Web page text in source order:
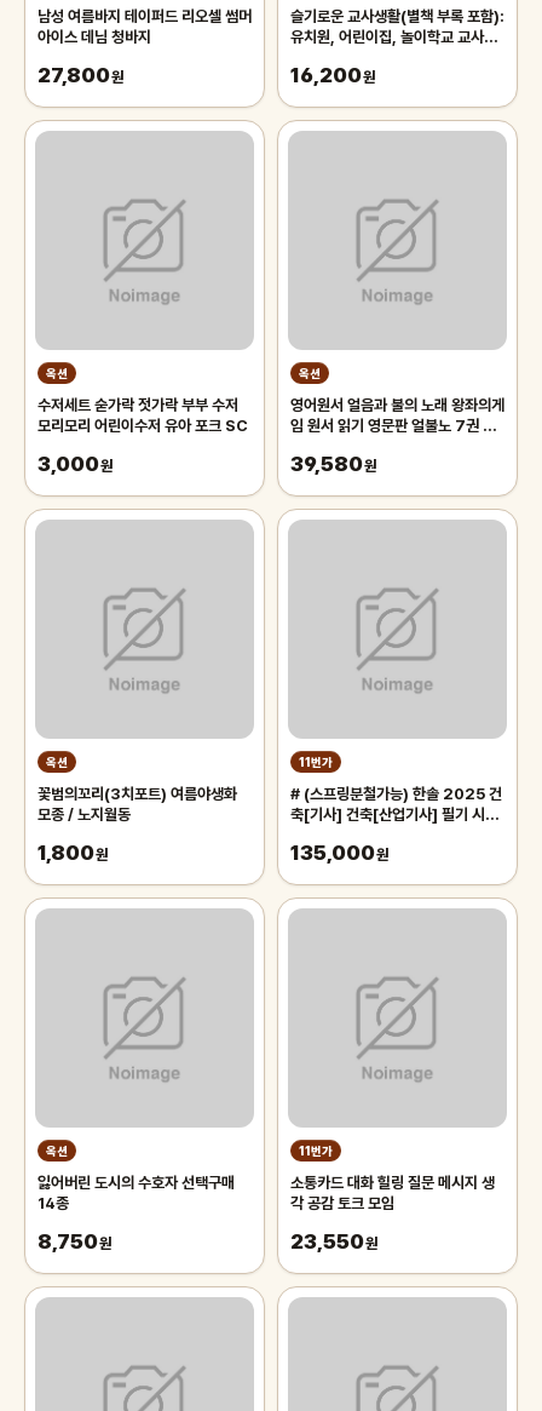
남성 여름바지 테이퍼드 리오셀 썸머
아이스 데님 청바지
27,800원
슬기로운 교사생활(별책 부록 포함):
유치원, 어린이집, 놀이학교 교사를
16,200원
옥션
수저세트 숟가락 젓가락 부부 수저
모리모리 어린이수저 유아 포크 SC
3,000원
옥션
영어원서 얼음과 불의 노래 왕좌의게
임 원서 읽기 영문판 얼불노 7권 A
서
39,580원
옥션
꽃범의꼬리(3치포트) 여름야생화
모종 / 노지월동
1,800원
11번가
# (스프링분철가능) 한솔 2025 건
축[기사] 건축[산업기사] 필기 시리
135,000원
옥션
잃어버린 도시의 수호자 선택구매
14종
8,750원
11번가
소통카드 대화 힐링 질문 메시지 생
각 공감 토크 모임
23,550원